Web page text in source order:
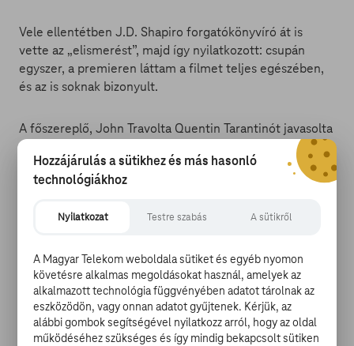
Vele ellentétben J.D. Shapiro forgatókönyvíró át is
vette az „elismerést”, majd így nyilatkozott: csupán
egyszer, a premieren láttam a filmet teljes egészében,
és az is soknak bizonyult.
A főszereplő, John Travolta Quentin Tarantinót javasolta
rendezőnek, aki a maga diplomatikus módján annyit
mondott: szó sem lehet róla.
Elvis Mitchell (New York Times): „Talán elhamarkodott
dolog ilyesmit kijelenteni, de a Battlefield Earth
könnyen lehet az évszázad legrosszabb filmje, a 2000-
es évek válasza a 9-es terv a világűrből című alkotásra.”
Hozzájárulás a sütikhez és más hasonló
technológiákhoz
Nyilatkozat Testre szabás A sütikről
A Magyar Telekom weboldala sütiket és egyéb nyomon
követésre alkalmas megoldásokat használ, amelyek az
alkalmazott technológia függvényében adatot tárolnak az
eszközödön, vagy onnan adatot gyűjtenek. Kérjük, az
alábbi gombok segítségével nyilatkozz arról, hogy az oldal
működéséhez szükséges és így mindig bekapcsolt sütiken